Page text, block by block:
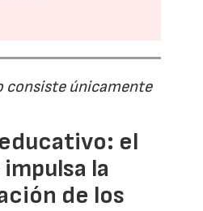
consiste únicamente
el
la
de los